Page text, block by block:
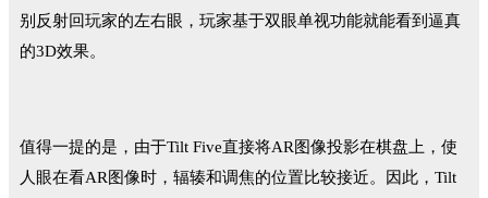
别反射回玩家的左右眼，玩家基于双眼单视功能就能看到逼真
的3D效果。
值得一提的是，由于Tilt Five直接将AR图像投影在棋盘上，使
人眼在看AR图像时，辐辏和调焦的位置比较接近。因此，Tilt